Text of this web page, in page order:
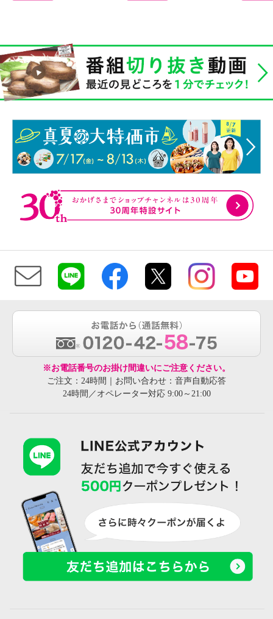
※お電話番号のお掛け間違いにご注意ください。
ご注文：24時間｜お問い合わせ：音声自動応答
24時間／オペレーター対応 9:00～21:00